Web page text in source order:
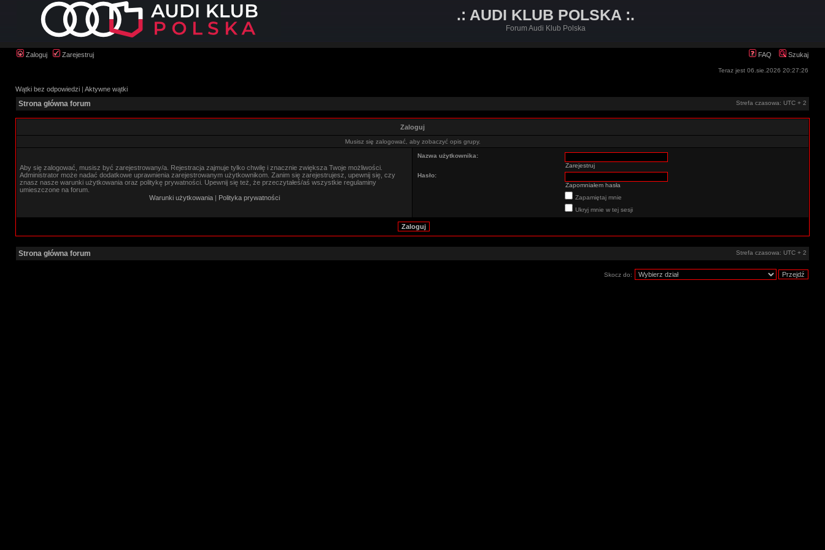
.: AUDI KLUB POLSKA :.
Forum Audi Klub Polska
Zaloguj Zarejestruj FAQ Szukaj
Teraz jest 06.sie.2026 20:27:26
Wątki bez odpowiedzi | Aktywne wątki
Strona główna forum Strefa czasowa: UTC + 2
Zaloguj
Musisz się zalogować, aby zobaczyć opis grupy.
Aby się zalogować, musisz być zarejestrowany/a. Rejestracja zajmuje tylko chwilę i znacznie zwiększa Twoje możliwości.
Administrator może nadać dodatkowe uprawnienia zarejestrowanym użytkownikom. Zanim się zarejestrujesz, upewnij się, czy
znasz nasze warunki użytkowania oraz politykę prywatności. Upewnij się też, że przeczytałeś/aś wszystkie regulaminy
umieszczone na forum.
Warunki użytkowania| Polityka prywatności
Nazwa użytkownika:
Zarejestruj
Hasło:
Zapomniałem hasła
Zapamiętaj mnie
Ukryj mnie w tej sesji
Strona główna forum Strefa czasowa: UTC + 2
Skocz do: